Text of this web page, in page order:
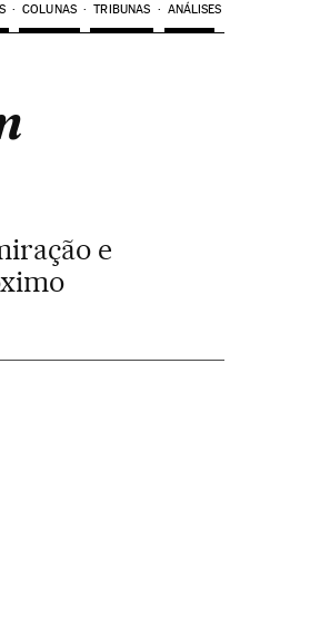
COLUNAS TRIBUNAS ANÁLISES
e